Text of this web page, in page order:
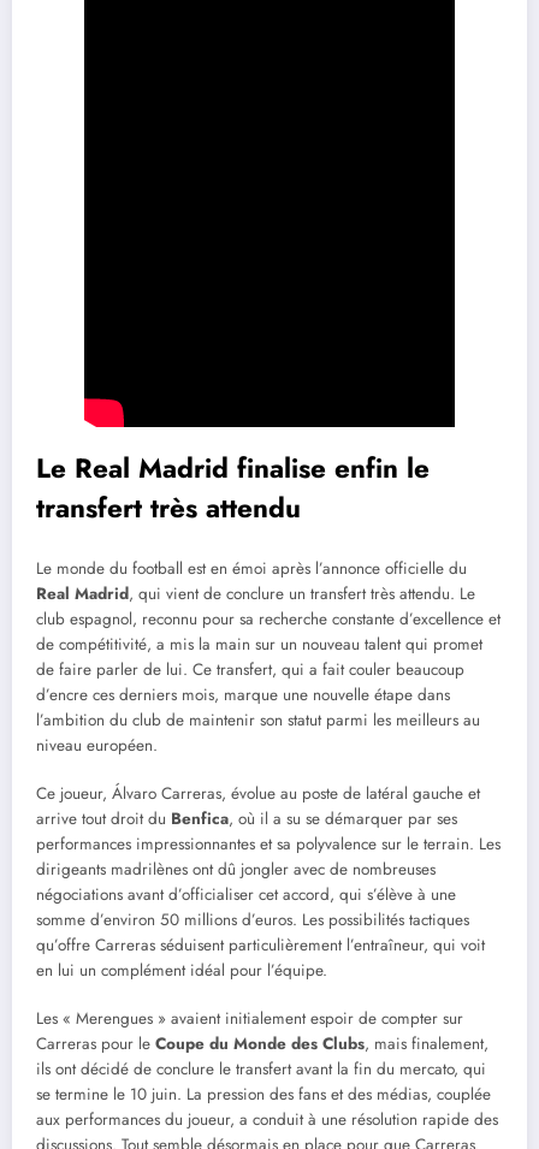
Le Real Madrid finalise enfin le
transfert très attendu
Le monde du football est en émoi après l’annonce officielle du
Real Madrid, qui vient de conclure un transfert très attendu. Le
club espagnol, reconnu pour sa recherche constante d’excellence et
de compétitivité, a mis la main sur un nouveau talent qui promet
de faire parler de lui. Ce transfert, qui a fait couler beaucoup
d’encre ces derniers mois, marque une nouvelle étape dans
l’ambition du club de maintenir son statut parmi les meilleurs au
niveau européen.
Ce joueur, Álvaro Carreras, évolue au poste de latéral gauche et
arrive tout droit du Benfica, où il a su se démarquer par ses
performances impressionnantes et sa polyvalence sur le terrain. Les
dirigeants madrilènes ont dû jongler avec de nombreuses
négociations avant d’officialiser cet accord, qui s’élève à une
somme d’environ 50 millions d’euros. Les possibilités tactiques
qu’offre Carreras séduisent particulièrement l’entraîneur, qui voit
en lui un complément idéal pour l’équipe.
Les « Merengues » avaient initialement espoir de compter sur
Carreras pour le Coupe du Monde des Clubs, mais finalement,
ils ont décidé de conclure le transfert avant la fin du mercato, qui
se termine le 10 juin. La pression des fans et des médias, couplée
aux performances du joueur, a conduit à une résolution rapide des